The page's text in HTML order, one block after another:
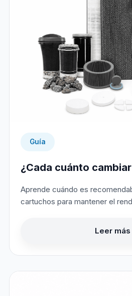
Guía
¿Cada cuánto
Aprende cuándo es
cartuchos para mantener el
Leer más